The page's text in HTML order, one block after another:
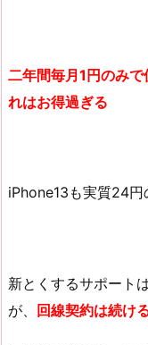
二年間毎月1円のみ
れはお得過ぎる
iPhone13も実質24円
新とくするサポート
が、 回線契約は続け